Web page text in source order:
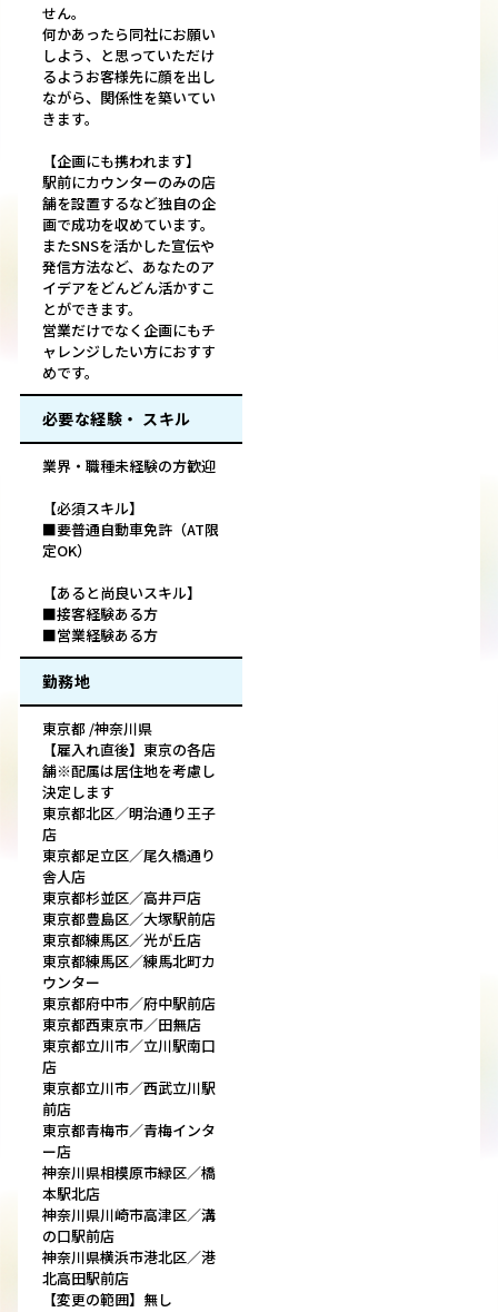
せん。
何かあったら同社にお願い
しよう、と思っていただけ
るようお客様先に顔を出し
ながら、関係性を築いてい
きます。
【企画にも携われます】
駅前にカウンターのみの店
舗を設置するなど独自の企
画で成功を収めています。
またSNSを活かした宣伝や
発信方法など、あなたのア
イデアをどんどん活かすこ
とができます。
営業だけでなく企画にもチ
ャレンジしたい方におすす
めです。
必要な経験・ スキル
業界・職種未経験の方歓迎
【必須スキル】
■要普通自動車免許（AT限
定OK）
【あると尚良いスキル】
■接客経験ある方
■営業経験ある方
勤務地
東京都 /神奈川県
【雇入れ直後】東京の各店
舗※配属は居住地を考慮し
決定します
東京都北区／明治通り王子
店
東京都足立区／尾久橋通り
舎人店
東京都杉並区／高井戸店
東京都豊島区／大塚駅前店
東京都練馬区／光が丘店
東京都練馬区／練馬北町カ
ウンター
東京都府中市／府中駅前店
東京都西東京市／田無店
東京都立川市／立川駅南口
店
東京都立川市／西武立川駅
前店
東京都青梅市／青梅インタ
ー店
神奈川県相模原市緑区／橋
本駅北店
神奈川県川崎市高津区／溝
の口駅前店
神奈川県横浜市港北区／港
北高田駅前店
【変更の範囲】無し